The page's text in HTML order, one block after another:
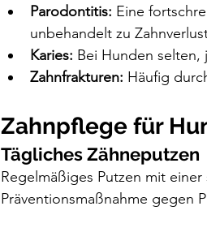
Parodontitis: Eine
unbehandelt zu
Karies: Bei Hunden
Zahnfrakturen: Häufig
Zahnpflege für
Tägliches Zähneputzen
Regelmäßiges Putzen mit
Präventionsmaßnahme gegen